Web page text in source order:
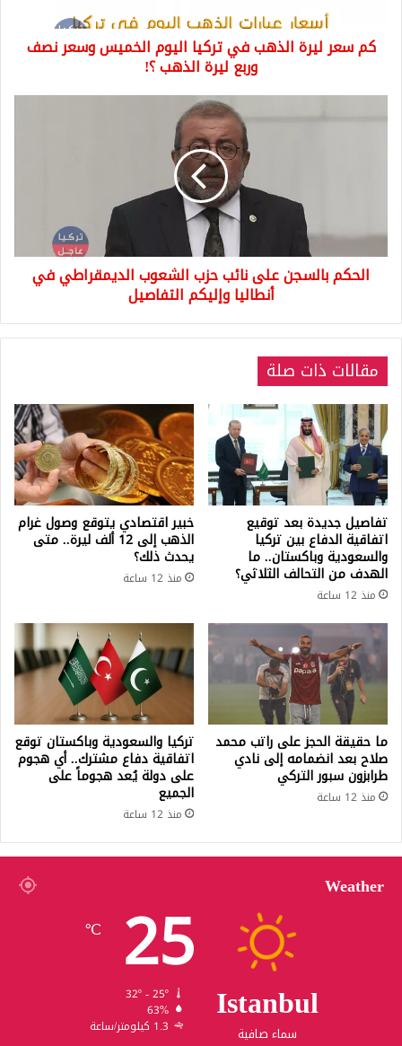
نصف
الذهب
كم سعر ليرة الذهب في تركيا اليوم الخميس وسعر نصف
وربع ليرة الذهب ؟!
في
أنطاليا
وإليكم
الحكم بالسجن على نائب حزب الشعوب الديمقراطي في
أنطاليا وإليكم التفاصيل
مقالات ذات صلة
تفاصيل جديدة بعد توقيع
اتفاقية الدفاع بين تركيا
والسعودية وباكستان.. ما
الهدف من التحالف الثلاثي؟
منذ 12 ساعة
خبير اقتصادي يتوقع وصول غرام
الذهب إلى 12 ألف ليرة.. متى
يحدث ذلك؟
منذ 12 ساعة
ما حقيقة الحجز على راتب محمد
صلاح بعد انضمامه إلى نادي
طرابزون سبور التركي
منذ 12 ساعة
تركيا والسعودية وباكستان توقع
اتفاقية دفاع مشترك.. أي هجوم
على دولة يُعد هجوماً على
الجميع
منذ 12 ساعة
Weather
Istanbul
سماء صافية
25
℃
32º - 25º
63%
1.3 كيلومتر/ساعة